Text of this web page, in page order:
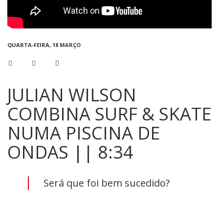
QUARTA-FEIRA, 18 MARÇO
JULIAN WILSON
COMBINA SURF & SKATE
NUMA PISCINA DE
ONDAS || 8:34
Será que foi bem sucedido?